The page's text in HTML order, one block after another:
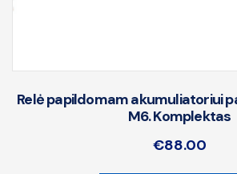
Relė papildomam akumuliatoriui
M6. Komplektas
€88.00